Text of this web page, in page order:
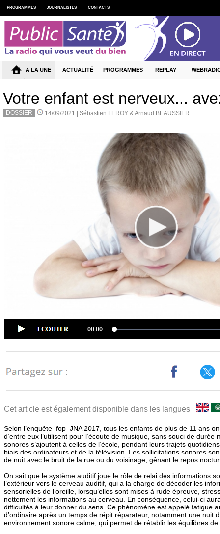
Votre enfant est nerveux...
DOSSIER 14/09/2021 | Sébastien LEROY & Arnaud BEAUSSIER
Cet article est également disponible dans les langues :
Selon l’enquête Ifop–JNA 2017, tous les enfants de plus de 11 ans
d’entre eux l’utilisent pour l’écoute de musique, sans souci de durée
sonores s’ajoutent à celles de l’école, pendant leurs trajets
biais des ordinateurs et de la télévision. Les sollicitations sonores
de nuit avec le bruit de la rue ou du voisinage, gênant le repos
On sait que le système auditif joue le rôle de relai des informations
l’extérieur vers le cerveau auditif, qui a la charge de décoder les
sensorielles de l’oreille, lorsqu’elles sont mises à rude épreuve,
nettement les informations au cerveau. En conséquence, celui-ci
difficultés à leur donner du sens. Ce phénomène est appelé fatigue
d’ordinaire après un temps de répit réparateur, notamment une nuit
environnement sonore calme, qui permet de rétablir les équilibres de
PROGRAMMES JOURNALISTES CONTACTS
A LA UNE ACTUALITÉ PROGRAMMES REPLAY